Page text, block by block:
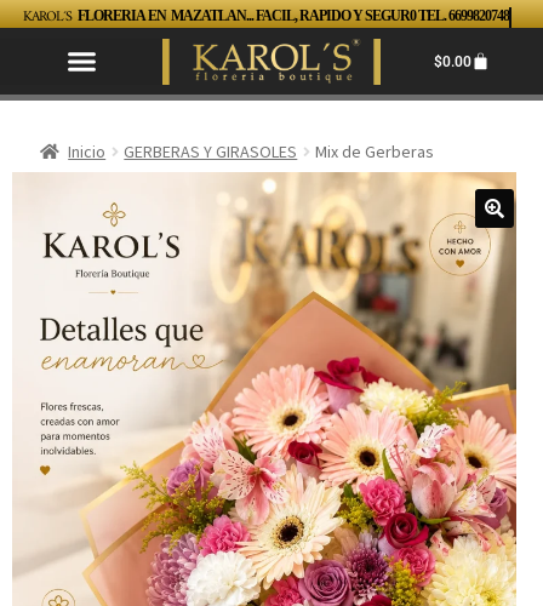
KAROL´S FLORERIA EN MAZATLAN... FACIL, RAPIDO Y SEGUR0 TEL. 6699820748
$0.00
Inicio GERBERAS Y GIRASOLES Mix de Gerberas